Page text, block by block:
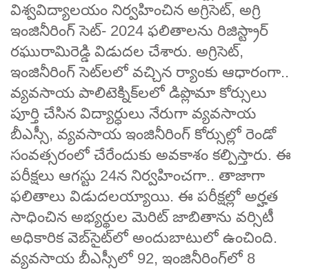
విశ్వవిద్యాలయం నిర్వహించిన అగ్రిసెట్, అగ్రి
ఇంజినీరింగ్‌ సెట్‌- 2024 ఫలితాలను రిజిస్ట్రార్‌
రఘురామిరెడ్డి విడుదల చేశారు. అగ్రిసెట్,
ఇంజినీరింగ్‌ సెట్‌లలో వచ్చిన ర్యాంకు ఆధారంగా..
వ్యవసాయ పాలిటెక్నిక్‌లలో డిప్లొమా కోర్సులు
పూర్తి చేసిన విద్యార్ధులు నేరుగా వ్యవసాయ
బీఎస్సీ, వ్యవసాయ ఇంజినీరింగ్‌ కోర్సుల్లో రెండో
సంవత్సరంలో చేరేందుకు అవకాశం కల్పిస్తారు. ఈ
పరీక్షలు ఆగస్టు 24న నిర్వహించగా.. తాజాగా
ఫలితాలు విడుదలయ్యాయి. ఈ పరీక్షల్లో అర్హత
సాధించిన అభ్యర్థుల మెరిట్‌ జాబితాను వర్సిటీ
అధికారిక వెబ్‌సైట్‌లో అందుబాటులో ఉంచింది.
వ్యవసాయ బీఎస్సీలో 92, ఇంజినీరింగ్‌లో 8